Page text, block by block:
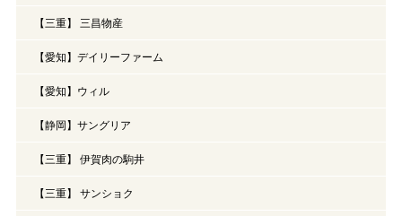
【三重】 三昌物産
【愛知】デイリーファーム
【愛知】ウィル
【静岡】サングリア
【三重】 伊賀肉の駒井
【三重】 サンショク